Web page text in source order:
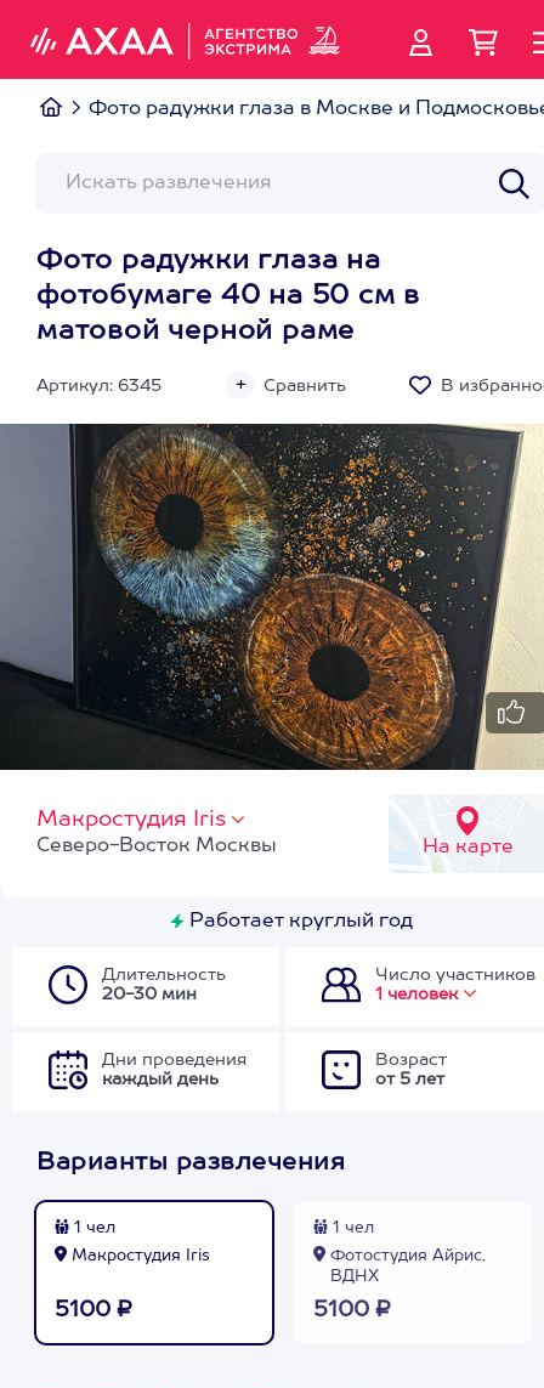
Фото радужки глаза в Москве и
Фото радужки глаза на
фотобумаге 40 на 50 см в
матовой черной раме
Артикул: 6345 Сравнить В
Макростудия Iris
На карте
Северо-Восток Москвы
Работает круглый год
Длительность
20-30 мин
Число участников
1 человек
Дни проведения
каждый день
Возраст
от 5 лет
Варианты развлечения
1 чел
Макростудия Iris
5100 ₽
1 чел
Фотостудия Айрис,
ВДНХ
5100 ₽